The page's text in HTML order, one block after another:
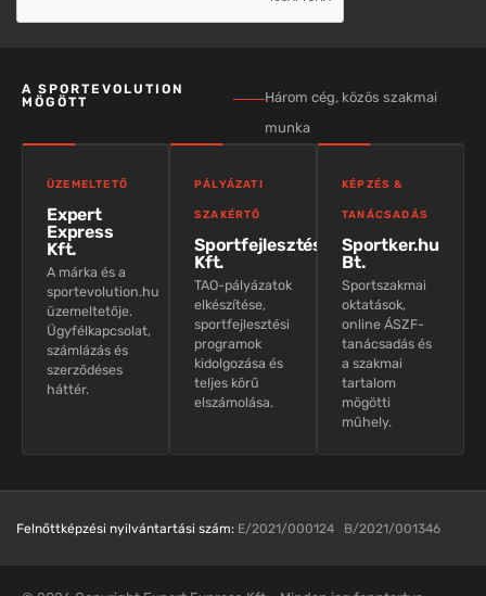
A SPORTEVOLUTION
MÖGÖTT
Három cég, közös szakmai
munka
ÜZEMELTETŐ
Expert
Express
Kft.
A márka és a
sportevolution.hu
üzemeltetője.
Ügyfélkapcsolat,
számlázás és
szerződéses
háttér.
PÁLYÁZATI
SZAKÉRTŐ
Sportfejlesztés
Kft.
TAO-pályázatok
elkészítése,
sportfejlesztési
programok
kidolgozása és
teljes körű
elszámolása.
KÉPZÉS &
TANÁCSADÁS
Sportker.hu
Bt.
Sportszakmai
oktatások,
online ÁSZF-
tanácsadás és
a szakmai
tartalom
mögötti
műhely.
Felnőttképzési nyilvántartási szám: E/2021/000124 B/2021/001346